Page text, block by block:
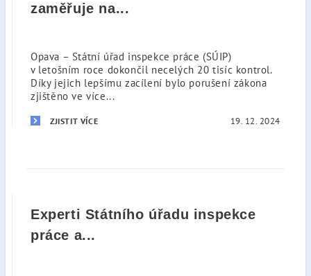
zaměřuje na...
Opava – Státní úřad inspekce práce (SÚIP)
v letošním roce dokončil necelých 20 tisíc kontrol.
Díky jejich lepšímu zacílení bylo porušení zákona
zjištěno ve více...
ZJISTIT VÍCE 19. 12. 2024
Experti Státního úřadu inspekce
práce a...